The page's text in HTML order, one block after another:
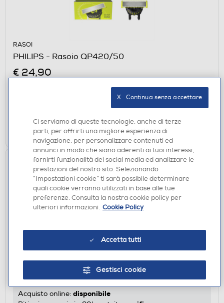
RASOI
PHILIPS - Rasoio QP420/50
€ 24,90
AGGIUNGI
ACCESSORI CURA E BELLEZZA
Acquisto online: disponibile
Ci serviamo di queste tecnologie, anche di terze
parti, per offrirti una migliore esperienza di
navigazione, per personalizzare contenuti ed
annunci in modo che siano aderenti ai tuoi interessi,
fornirti funzionalità dei social media ed analizzare le
prestazioni del nostro sito. Selezionando
“Impostazioni cookie” ti sarà possibile determinare
quali cookie verranno utilizzati in base alle tue
preferenze. Consulta la nostra cookie policy per
ulteriori informazioni. Cookie Policy
Accetta tutti
Gestisci cookie
X   Continua senza accettare